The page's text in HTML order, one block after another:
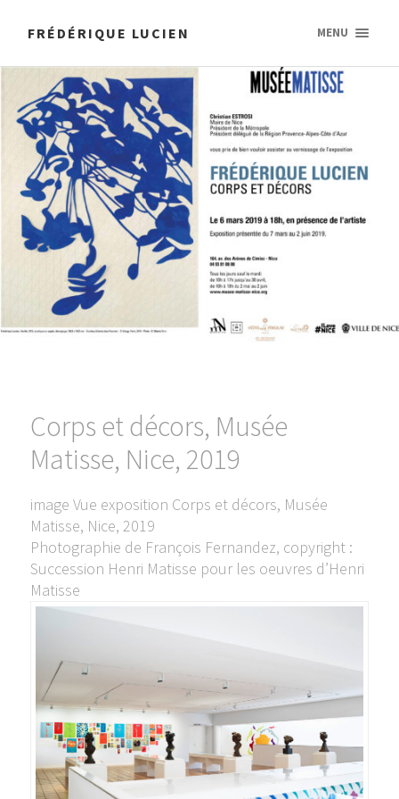
FRÉDÉRIQUE LUCIEN MENU
Corps et décors, Musée
Matisse, Nice, 2019
image Vue exposition Corps et décors, Musée
Matisse, Nice, 2019
Photographie de François Fernandez, copyright :
Succession Henri Matisse pour les oeuvres d’Henri
Matisse